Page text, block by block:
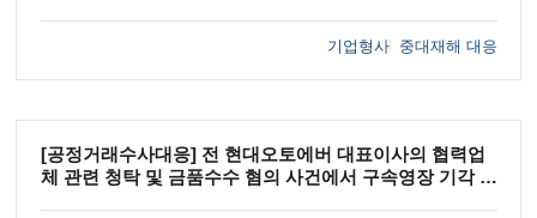
기업형사 중대재해 대응
[공정거래수사대응] 전 현대오토에버 대표이사의 협력업
체 관련 청탁 및 금품수수 혐의 사건에서 구속영장 기각 및